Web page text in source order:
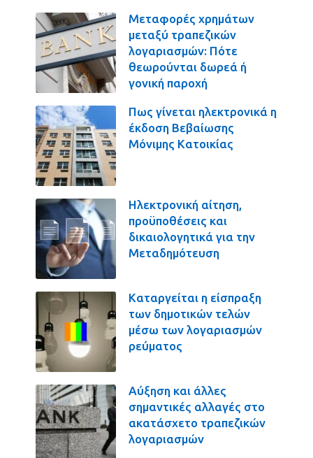
Μεταφορές χρημάτων
μεταξύ τραπεζικών
λογαριασμών: Πότε
θεωρούνται δωρεά ή
γονική παροχή
Πως γίνεται ηλεκτρονικά η
έκδοση Βεβαίωσης
Μόνιμης Κατοικίας
Ηλεκτρονική αίτηση,
προϋποθέσεις και
δικαιολογητικά για την
Μεταδημότευση
Καταργείται η είσπραξη
των δημοτικών τελών
μέσω των λογαριασμών
ρεύματος
Αύξηση και άλλες
σημαντικές αλλαγές στο
ακατάσχετο τραπεζικών
λογαριασμών